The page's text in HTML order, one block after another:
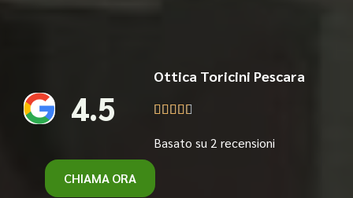
4.5
Ottica Toricini Pescara
    
Basato su 2 recensioni
CHIAMA ORA